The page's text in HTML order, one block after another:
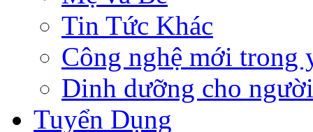
Tin Tức Khác
Công nghệ mới trong
Dinh dưỡng cho
Tuyển Dụng